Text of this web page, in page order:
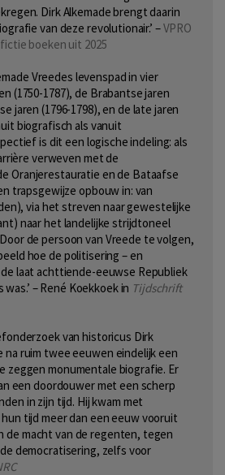
Dirk Alkemade brengt daarin
van deze revolutionair.’ –VPRO
boeken uit 2025
Vreedes levenspad in vier
(1750-1787), de Brabantse jaren
jaren (1796-1798), en de late jaren
biografisch als vanuit
is dit een logische indeling: als
verweven met de
Oranjerestauratie en de Bataafse
trapsgewijze opbouw in: van
via het streven naar gewestelijke
naar het landelijke strijdtoneel
de persoon van Vreede te volgen,
hoe de politisering – en
laat achttiende-eeuwse Republiek
– René Koekkoek in Tijdschrift
van historicus Dirk
na ruim twee eeuwen eindelijk een
zeggen monumentale biografie. Er
een doordouwer met een scherp
in zijn tijd. Hij kwam met
tijd meer dan een eeuw vooruit
de macht van de regenten, tegen
democratisering, zelfs voor